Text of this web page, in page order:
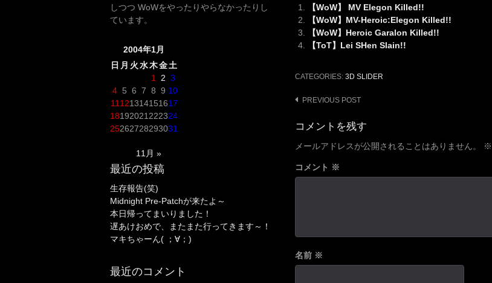
【WoW】 MV Elegon Killed!!
【WoW】MV-Heroic:Elegon Killed!!
【WoW】Heroic Garalon Killed!!
【ToT】Lei SHen Slain!!
CATEGORIES: 3D SLIDER
Post
navigation
PREVIOUS POST
コメントを残す
メールアドレスが公開されることはありません。 ※
コメント ※
名前 ※
しつつ WoWをやったりやらなかったりし
ています。
2004年1月
日 月 火水木金土
1
2 3
4 5 6 7 8 9 10
11 121314151617
18192021 222324
25262728293031
11月 »
最近の投稿
生存報告(笑)
Midnight Pre-Patchが来たよ～
本日帰ってまいりました！
遅あけおめで、またまた行ってきます～！
マキちゃーん( ；∀；)
最近のコメント